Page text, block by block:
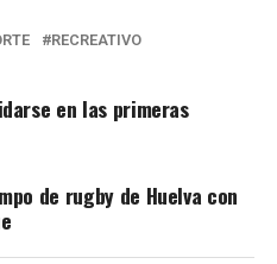
RECREATIVO
en las primeras
de rugby de Huelva con